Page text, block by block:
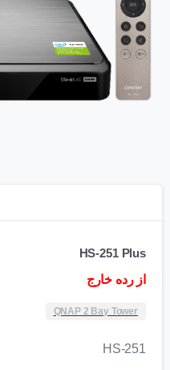
HS-251 Plus
از رده خارج
QNAP 2 Bay Tower
HS-251